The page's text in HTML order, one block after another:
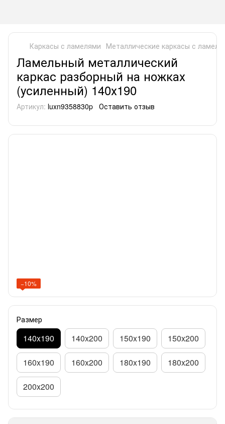
Каркасы с ламелями Металлические каркасы с
Ламельный металлический
каркас разборный на ножках
(усиленный) 140х190
Артикул: luxn9358830p Оставить отзыв
−10%
Размер
140x190 140x200 150x190 150x200
160x190 160x200 180x190 180x200
200x200